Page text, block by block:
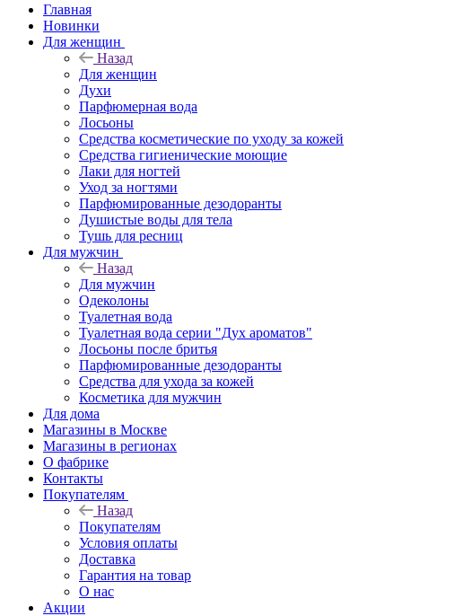
Главная
Новинки
Для женщин
Назад
Для женщин
Духи
Парфюмерная вода
Лосьоны
Средства косметические по уходу за кожей
Средства гигиенические моющие
Лаки для ногтей
Уход за ногтями
Парфюмированные дезодоранты
Душистые воды для тела
Тушь для ресниц
Для мужчин
Назад
Для мужчин
Одеколоны
Туалетная вода
Туалетная вода серии "Дух ароматов"
Лосьоны после бритья
Парфюмированные дезодоранты
Средства для ухода за кожей
Косметика для мужчин
Для дома
Магазины в Москве
Магазины в регионах
О фабрике
Контакты
Покупателям
Назад
Покупателям
Условия оплаты
Доставка
Гарантия на товар
О нас
Акции